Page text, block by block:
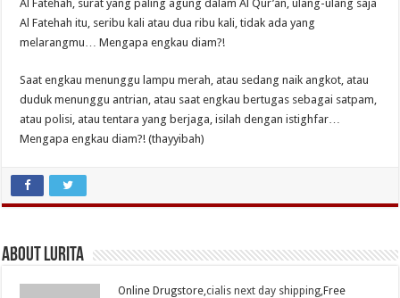
Al Fatehah, surat yang paling agung dalam Al Qur’an, ulang-ulang saja
Al Fatehah itu, seribu kali atau dua ribu kali, tidak ada yang
melarangmu… Mengapa engkau diam?!
Saat engkau menunggu lampu merah, atau sedang naik angkot, atau
duduk menunggu antrian, atau saat engkau bertugas sebagai satpam,
atau polisi, atau tentara yang berjaga, isilah dengan istighfar…
Mengapa engkau diam?! (thayyibah)
About Lurita
Online Drugstore,cialis next day shipping,Free